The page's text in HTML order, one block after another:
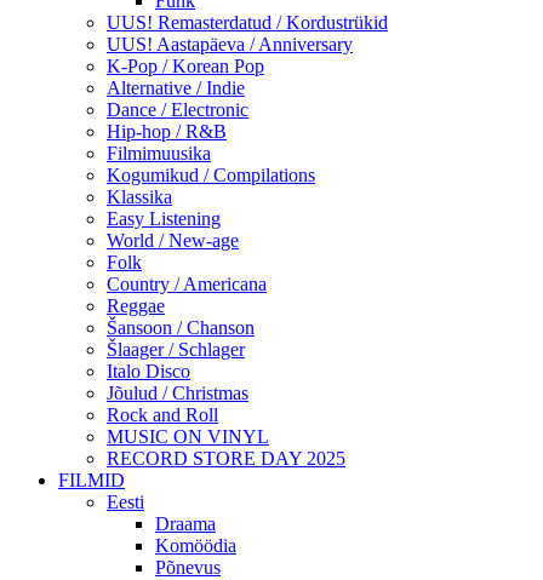
UUS! Remasterdatud / Kordustrükid
UUS! Aastapäeva / Anniversary
K-Pop / Korean Pop
Alternative / Indie
Dance / Electronic
Hip-hop / R&B
Filmimuusika
Kogumikud / Compilations
Klassika
Easy Listening
World / New-age
Folk
Country / Americana
Reggae
Šansoon / Chanson
Šlaager / Schlager
Italo Disco
Jõulud / Christmas
Rock and Roll
MUSIC ON VINYL
RECORD STORE DAY 2025
FILMID
Eesti
Draama
Komöödia
Põnevus